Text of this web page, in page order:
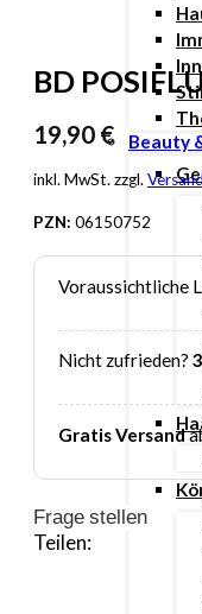
Beauty
BD
19,90 €
inkl. MwSt. zzgl.
PZN: 06150752
Voraussichtliche
Nicht zufrieden?
Gratis Versand
Frage stellen
Teilen: